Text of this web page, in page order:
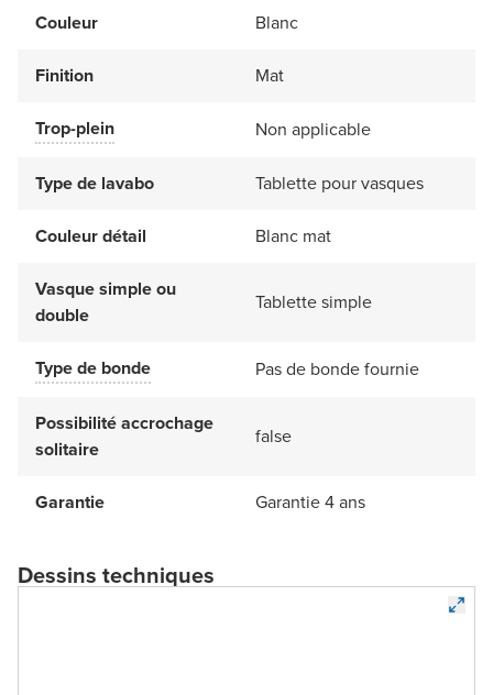
Couleur Blanc
Finition Mat
Trop-plein Non applicable
Type de lavabo Tablette pour vasques
Couleur détail Blanc mat
Vasque simple ou
double
Tablette simple
Type de bonde Pas de bonde fournie
Possibilité accrochage
solitaire
false
Garantie Garantie 4 ans
Dessins techniques